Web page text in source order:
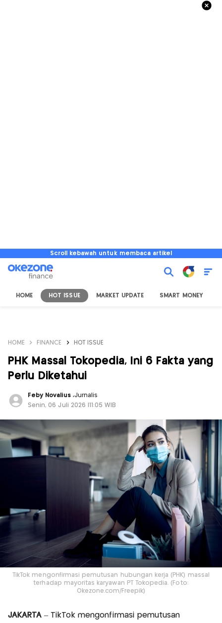
Scroll kebawah untuk membaca artikel
HOME HOT ISSUE MARKET UPDATE SMART MONEY
HOME FINANCE HOT ISSUE
PHK Massal Tokopedia, Ini 6 Fakta yang
Perlu Diketahui
Feby Novalius ,Jurnalis
Senin, 06 Juli 2026 |11:05 WIB
TikTok mengonfirmasi pemutusan hubungan kerja (PHK) massal
terhadap mayoritas karyawan PT Tokopedia. (Foto:
Okezone.com/Freepik)
JAKARTA– TikTok mengonfirmasi pemutusan